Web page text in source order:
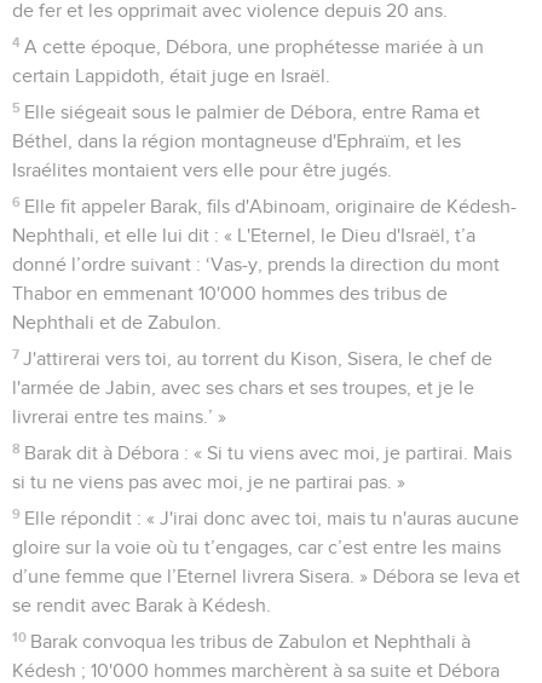
de fer et les opprimait avec violence depuis 20 ans.
4 A cette époque, Débora, une prophétesse mariée à un
certain Lappidoth, était juge en Israël.
5 Elle siégeait sous le palmier de Débora, entre Rama et
Béthel, dans la région montagneuse d'Ephraïm, et les
Israélites montaient vers elle pour être jugés.
6 Elle fit appeler Barak, fils d'Abinoam, originaire de Kédesh-
Nephthali, et elle lui dit : « L'Eternel, le Dieu d'Israël, t’a
donné l’ordre suivant : ‘Vas-y, prends la direction du mont
Thabor en emmenant 10'000 hommes des tribus de
Nephthali et de Zabulon.
7 J'attirerai vers toi, au torrent du Kison, Sisera, le chef de
l'armée de Jabin, avec ses chars et ses troupes, et je le
livrerai entre tes mains.’ »
8 Barak dit à Débora : « Si tu viens avec moi, je partirai. Mais
si tu ne viens pas avec moi, je ne partirai pas. »
9 Elle répondit : « J'irai donc avec toi, mais tu n'auras aucune
gloire sur la voie où tu t’engages, car c’est entre les mains
d’une femme que l’Eternel livrera Sisera. » Débora se leva et
se rendit avec Barak à Kédesh.
10 Barak convoqua les tribus de Zabulon et Nephthali à
Kédesh ; 10'000 hommes marchèrent à sa suite et Débora